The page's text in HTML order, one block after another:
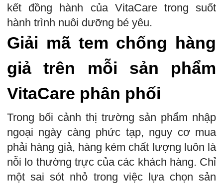
kết đồng hành của VitaCare trong suốt
hành trình nuôi dưỡng bé yêu.
Giải mã tem chống hàng
giả trên mỗi sản phẩm
VitaCare phân phối
Trong bối cảnh thị trường sản phẩm nhập
ngoại ngày càng phức tạp, nguy cơ mua
phải hàng giả, hàng kém chất lượng luôn là
nỗi lo thường trực của các khách hàng. Chỉ
một sai sót nhỏ trong việc lựa chọn sản